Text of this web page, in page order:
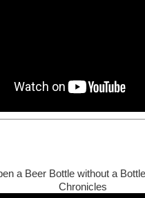
a Beer Bottle without a
Chronicles